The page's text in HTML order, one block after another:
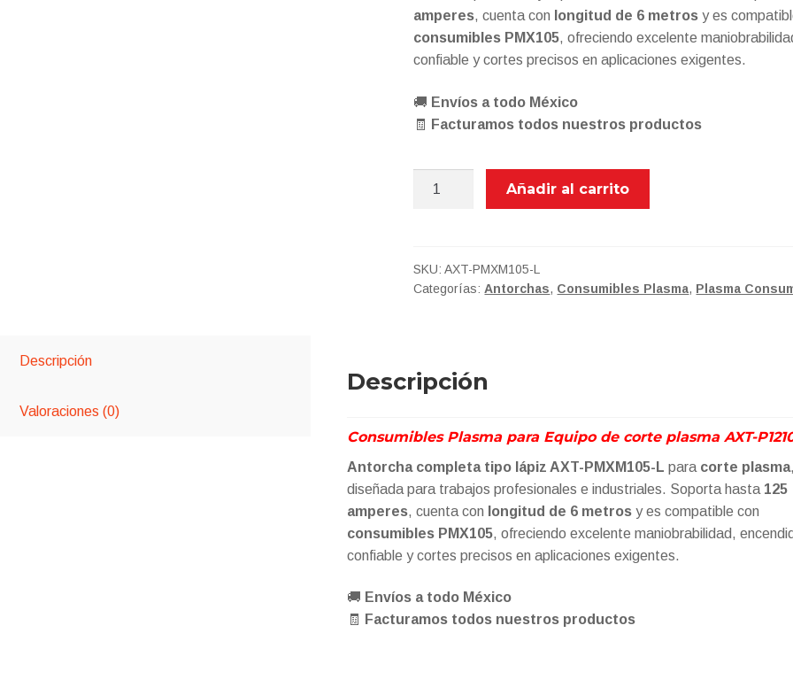
amperes, cuenta con longitud de 6 metros y es
consumibles PMX105, ofreciendo excelente
confiable y cortes precisos en aplicaciones exigentes.
🚚 Envíos a todo México
🧾
Facturamos todos nuestros productos
COMPLETA
TIPO
DE
6MTS
cantidad
Añadir al carrito
SKU:AXT-PMXM105-L
Categorías: Antorchas, Consumibles Plasma, Plasma
Descripción
Valoraciones (0)
Descripción
Consumibles Plasma para Equipo de corte plasma AXT-
Antorcha completa tipo lápiz AXT-PMXM105-L para corte plasma,
diseñada para trabajos profesionales e industriales. Soporta hasta 125
amperes, cuenta con longitud de 6 metros y es compatible con
consumibles PMX105, ofreciendo excelente maniobrabilidad,
confiable y cortes precisos en aplicaciones exigentes.
🚚 Envíos a todo México
🧾
Facturamos todos nuestros productos